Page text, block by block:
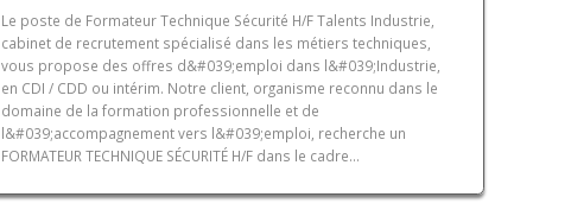
Le poste de Formateur Technique Sécurité H/F Talents Industrie,
cabinet de recrutement spécialisé dans les métiers techniques,
vous propose des offres d&#039;emploi dans l&#039;Industrie,
en CDI / CDD ou intérim. Notre client, organisme reconnu dans le
domaine de la formation professionnelle et de
l&#039;accompagnement vers l&#039;emploi, recherche un
FORMATEUR TECHNIQUE SÉCURITÉ H/F dans le cadre...